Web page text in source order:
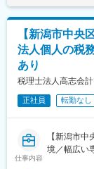
・「生涯顧
行・実現支
ために、共
加価値を提
しています。
変更の範囲
・経営支援
料・補助金
・独立・開
実務を通じ
ます。
OJTを実
■就業環境
【新潟市中央
法人個人の税
あり
税理士法人高志会計
正社員 転勤なし
仕事内容
【新潟市
境／幅広い